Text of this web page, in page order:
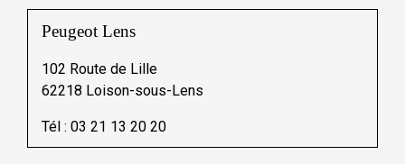
Peugeot Lens
102 Route de Lille
62218 Loison-sous-Lens
Tél : 03 21 13 20 20